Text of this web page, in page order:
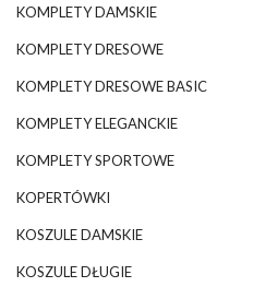
KOMPLETY DAMSKIE
KOMPLETY DRESOWE
KOMPLETY DRESOWE BASIC
KOMPLETY ELEGANCKIE
KOMPLETY SPORTOWE
KOPERTÓWKI
KOSZULE DAMSKIE
KOSZULE DŁUGIE